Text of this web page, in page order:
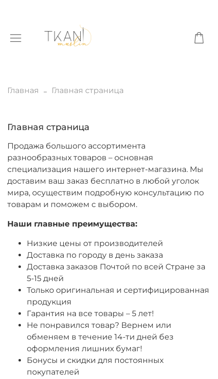
Главная Главная страница
Главная страница
Продажа большого ассортимента
разнообразных товаров – основная
специализация нашего интернет-магазина. Мы
доставим ваш заказ бесплатно в любой уголок
мира, осуществим подробную консультацию по
товарам и поможем с выбором.
Наши главные преимущества:
Низкие цены от производителей
Доставка по городу в день заказа
Доставка заказов Почтой по всей Стране за
5-15 дней
Только оригинальная и сертифицированная
продукция
Гарантия на все товары – 5 лет!
Не понравился товар? Вернем или
обменяем в течение 14-ти дней без
оформления лишних бумаг!
Бонусы и скидки для постоянных
покупателей